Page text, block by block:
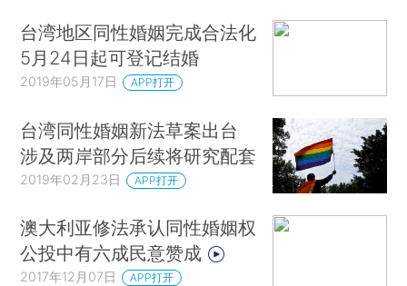
台湾地区同性婚姻完成合法化
5月24日起可登记结婚
2019年05月17日 APP打开
台湾同性婚姻新法草案出台
涉及两岸部分后续将研究配套
2019年02月23日 APP打开
澳大利亚修法承认同性婚姻权
公投中有六成民意赞成
2017年12月07日 APP打开